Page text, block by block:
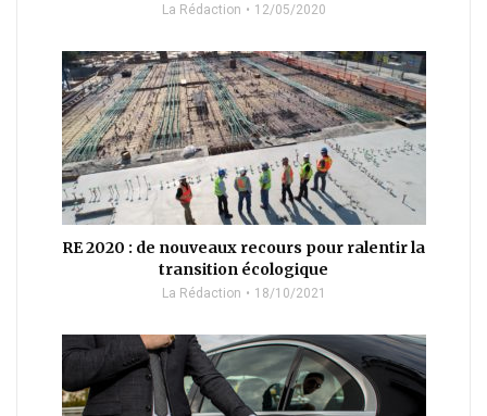
La Rédaction 12/05/2020
RE 2020 : de nouveaux recours pour ralentir la
transition écologique
La Rédaction 18/10/2021